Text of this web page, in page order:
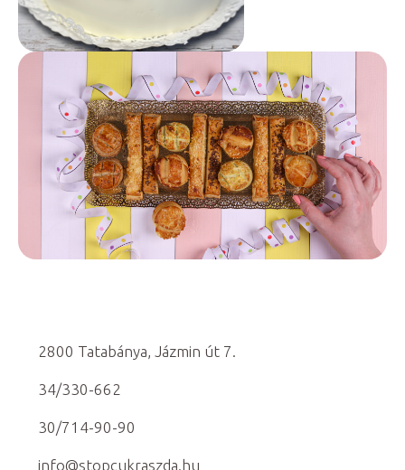
2800 Tatabánya, Jázmin út 7.
34/330-662
30/714-90-90
info@stopcukraszda.hu